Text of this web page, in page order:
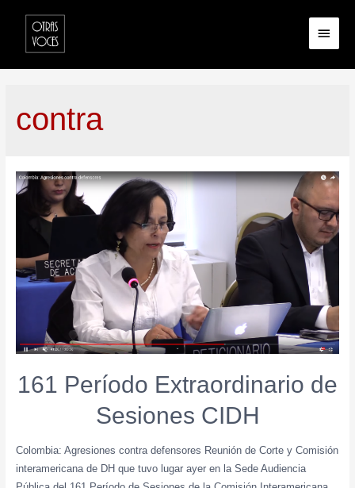
contra
161 Período Extraordinario de
Sesiones CIDH
Colombia: Agresiones contra defensores Reunión de Corte y Comisión
interamericana de DH que tuvo lugar ayer en la Sede Audiencia